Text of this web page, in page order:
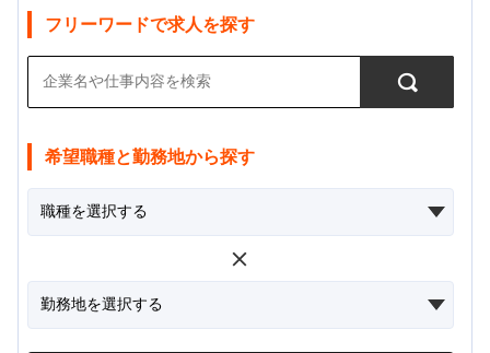
フリーワードで求人を探す
希望職種と勤務地から探す